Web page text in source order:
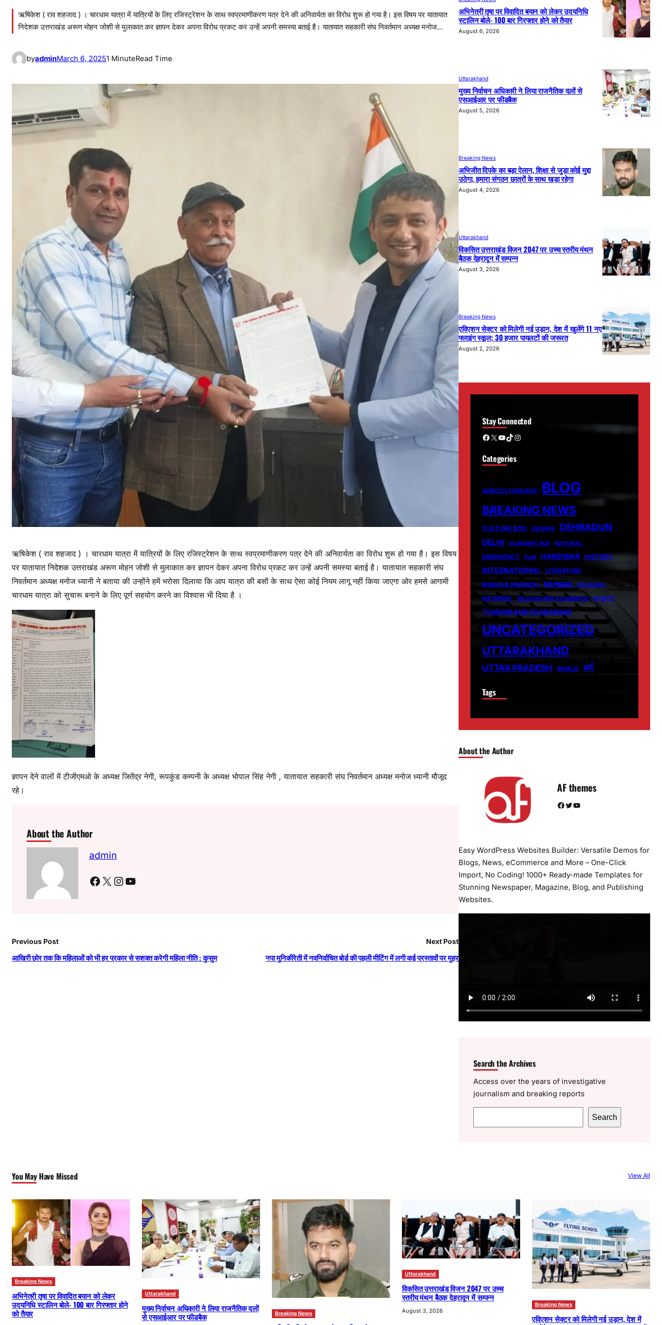
ऋषिकेश ( राव शहजाद ) । चारधाम यात्रा में यात्रियों के लिए रजिस्ट्रेशन के साथ स्वप्रमाणीकरण पत्र देने की अनिवार्यता का विरोध शुरू हो गया है। इस विषय पर यातायात
निदेशक उत्तराखंड अरूण मोहन जोशी से मुलाकात कर ज्ञापन देकर अपना विरोध प्रकट कर उन्हें अपनी समस्या बताई है। यातायात सहकारी संघ निवर्तमान अध्यक्ष मनोज…
byadminMarch 6, 20251 MinuteRead Time
ऋषिकेश ( राव शहजाद ) । चारधाम यात्रा में यात्रियों के लिए रजिस्ट्रेशन के साथ स्वप्रमाणीकरण पत्र देने की अनिवार्यता का विरोध शुरू हो गया है। इस विषय
पर यातायात निदेशक उत्तराखंड अरूण मोहन जोशी से मुलाकात कर ज्ञापन देकर अपना विरोध प्रकट कर उन्हें अपनी समस्या बताई है। यातायात सहकारी संघ
निवर्तमान अध्यक्ष मनोज ध्यानी ने बताया की उन्होंने हमें भरोसा दिलाया कि आप यात्रा की बसों के साथ ऐसा कोई नियम लागू नहीं किया जाएगा ओर हमसे आगामी
चारधाम यात्रा को सुचारू बनाने के लिए पूर्ण सहयोग करने का विश्वास भी दिया है ।
ज्ञापन देने वालों में टीजीएमओ के अध्यक्ष जितेंद्र नेगी, रूपकुंड कम्पनी के अध्यक्ष भोपाल सिंह नेगी , यातायात सहकारी संघ निवर्तमान अध्यक्ष मनोज ध्यानी मौजूद
रहे।
About the Author
admin
Facebook X Instagram YouTube
Previous Post
आखिरी छोर तक कि महिलाओं को भी हर प्रकार से सशक्त करेगी महिला नीति : कुसुम
Next Post
नपा मुनिकीरेती में नवनिर्वाचित बोर्ड की पहली मीटिंग में लगी कई प्रस्तावों पर मुहर
अभिनेत्री तृषा पर विवादित बयान को लेकर उदयनिधि
स्टालिन बोले- 100 बार गिरफ्तार होने को तैयार
August 6, 2026
Uttarakhand
मुख्य निर्वाचन अधिकारी ने लिया राजनैतिक दलों से
एसआईआर पर फीडबैक
August 5, 2026
Breaking News
अभिजीत दिपके का बड़ा ऐलान, शिक्षा से जुड़ा कोई मुद्दा
उठेगा, हमारा संगठन छात्रों के साथ खड़ा रहेगा
August 4, 2026
Uttarakhand
विकसित उत्तराखंड विजन 2047 पर उच्च स्तरीय मंथन
बैठक देहरादून में सम्पन्न
August 3, 2026
Breaking News
एविएशन सेक्टर को मिलेगी नई उड़ान, देश में खुलेंगे 11 नए
फ्लाइंग स्कूल; 30 हजार पायलटों की जरूरत
August 2, 2026
Stay Connected
Facebook X YouTube TikTok Instagram
Categories
AGRICULTURE BOX BLOG
BREAKING NEWS
CULTURE BOX DEFENCE DEHRADUN
DELHI ECONOMIC BOX EDITORIAL
EMERGENCY FILM HARIDWAR HISTORY
INTERNATIONAL
LITERATURE
MADHYA PRADESH MUMBAI MUSSORIE
NATIONAL RELIGION AND PILGRIMAGE SPORTS
TOURISM AND PILGRAMAGE
UNCATEGORIZED
UTTARAKHAND
UTTAR PRADESH WORLD धर्म
Tags
About the Author
AF themes
Facebook Twitter YouTube
Easy WordPress Websites Builder: Versatile Demos for
Blogs, News, eCommerce and More – One-Click
Import, No Coding! 1000+ Ready-made Templates for
Stunning Newspaper, Magazine, Blog, and Publishing
Websites.
Search the Archives
Access over the years of investigative
journalism and breaking reports
e
Search
You May Have Missed View All
Breaking News
अभिनेत्री तृषा पर विवादित बयान को लेकर
उदयनिधि स्टालिन बोले- 100 बार गिरफ्तार होने
को तैयार
Uttarakhand
मुख्य निर्वाचन अधिकारी ने लिया राजनैतिक दलों
से एसआईआर पर फीडबैक
Breaking News
Uttarakhand
विकसित उत्तराखंड विजन 2047 पर उच्च
स्तरीय मंथन बैठक देहरादून में सम्पन्न
August 3, 2026
Breaking News
एविएशन सेक्टर को मिलेगी नई उड़ान, देश में